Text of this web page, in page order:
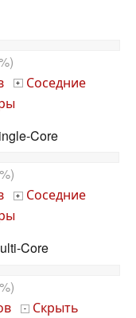
+ Соседние
Core
+ Соседние
Core
- Скрыть